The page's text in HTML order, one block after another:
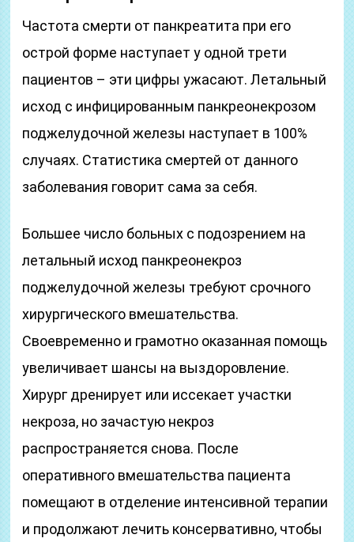
Частота смерти от панкреатита при его
острой форме наступает у одной трети
пациентов – эти цифры ужасают. Летальный
исход с инфицированным панкреонекрозом
поджелудочной железы наступает в 100%
случаях. Статистика смертей от данного
заболевания говорит сама за себя.
Большее число больных с подозрением на
летальный исход панкреонекроз
поджелудочной железы требуют срочного
хирургического вмешательства.
Своевременно и грамотно оказанная помощь
увеличивает шансы на выздоровление.
Хирург дренирует или иссекает участки
некроза, но зачастую некроз
распространяется снова. После
оперативного вмешательства пациента
помещают в отделение интенсивной терапии
и продолжают лечить консервативно, чтобы